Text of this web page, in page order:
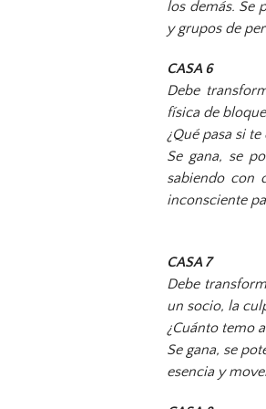
los demás. Se
y grupos de
CASA 6
Debe
física de
¿Qué pasa si
Se gana, se
sabiendo con
inconsciente
CASA 7
Debe
un socio, la
¿Cuánto temo
Se gana, se
esencia y